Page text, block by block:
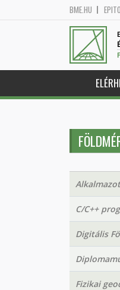
BME.HU
C/C++
Digitális
Fizikai